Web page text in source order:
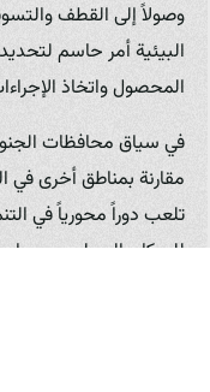
وصولاً إلى القطف
البيئية أمر حاسم
المحصول واتخاذ
في سياق محافظات
مقارنة بمناطق أخرى في
تلعب دوراً محورياً في
للسكان المحليين،